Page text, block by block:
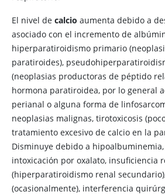
El nivel de calcio aumenta debido a
asociado con el incremento de
hiperparatiroidismo primario
paratiroides),
(neoplasias productoras de péptido
hormona paratiroidea, por lo general
perianal o alguna forma de
neoplasias malignas, tirotoxicosis
tratamiento excesivo de calcio en la
Disminuye debido a
intoxicación por oxalato, insuficiencia
(hiperparatiroidismo renal
(ocasionalmente), interferencia